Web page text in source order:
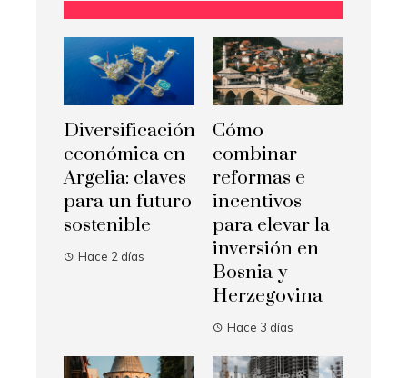
Diversificación
económica en
Argelia: claves
para un futuro
sostenible
Hace 2 días
Cómo
combinar
reformas e
incentivos
para elevar la
inversión en
Bosnia y
Herzegovina
Hace 3 días